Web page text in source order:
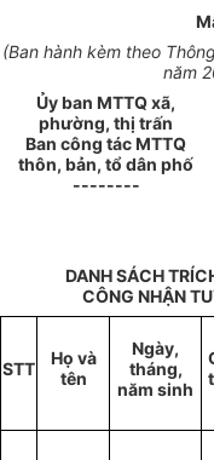
(Ban hành kèm theo
năm
Ủy ban MTTQ xã,
phường, thị trấn
Ban công tác MTTQ
thôn, bản, tổ dân phố
--------
DANH SÁCH
CÔNG NHẬN
STT
Họ và
tên
Ngày,
tháng,
năm sinh